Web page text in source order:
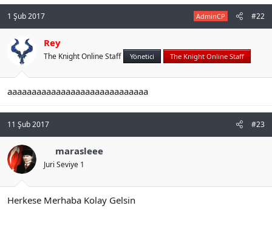
1 Şub 2017 AdminCP #22
Rey
The Knight Online Staff Yönetici The Knight Online Staff
aaaaaaaaaaaaaaaaaaaaaaaaaaaaa
11 Şub 2017 #23
marasleee
Juri Seviye 1
Herkese Merhaba Kolay Gelsin